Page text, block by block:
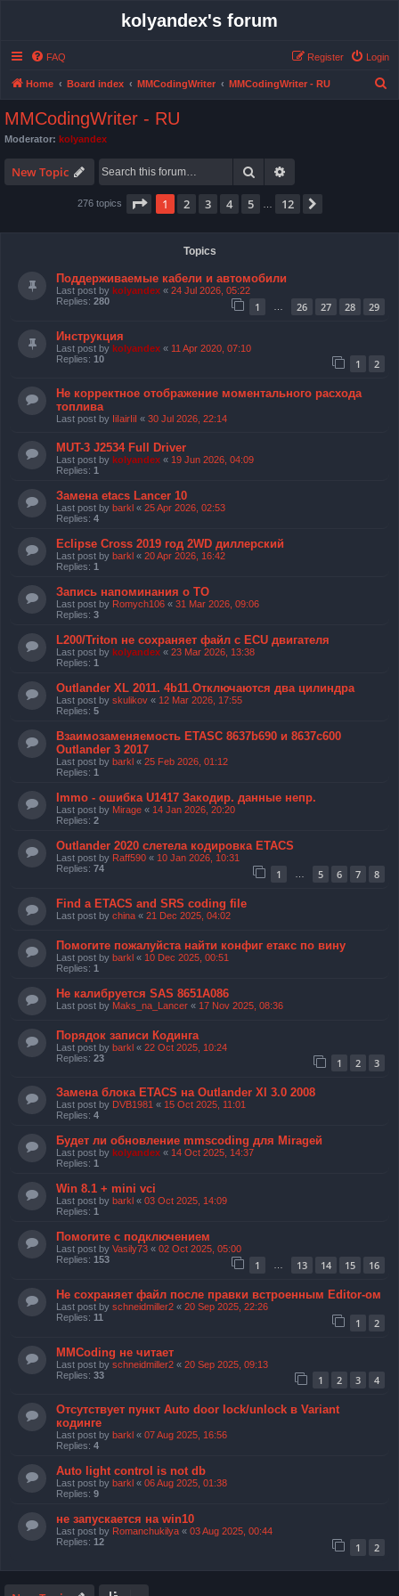
kolyandex's forum
FAQ Login
Register
Home Board index MMCodingWriter MMCodingWriter - RU
MMCodingWriter - RU
Moderator: kolyandex
New Topic Search
276 topics Page 1of 12
1 2 3 4 5 12
Topics
Поддерживаемые кабели и автомобили
Last post by kolyandex « 24 Jul 2026, 05:22
Replies: 280 1 26 27 28 29
Инструкция
Last post by kolyandex « 11 Apr 2020, 07:10
Replies: 10 1 2
Не корректное отображение моментального расхода
топлива
Last post by IiIairIiI « 30 Jul 2026, 22:14
MUT-3 J2534 Full Driver
Last post by kolyandex « 19 Jun 2026, 04:09
Replies: 1
Замена etacs Lancer 10
Last post by barkl « 25 Apr 2026, 02:53
Replies: 4
Eclipse Cross 2019 год 2WD диллерский
Last post by barkl « 20 Apr 2026, 16:42
Replies: 1
Запись напоминания о ТО
Last post by Romych106 « 31 Mar 2026, 09:06
Replies: 3
L200/Triton не сохраняет файл с ECU двигателя
Last post by kolyandex « 23 Mar 2026, 13:38
Replies: 1
Outlander XL 2011. 4b11.Отключаются два цилиндра
Last post by skulikov « 12 Mar 2026, 17:55
Replies: 5
Взаимозаменяемость ETASC 8637b690 и 8637с600
Outlander 3 2017
Last post by barkl « 25 Feb 2026, 01:12
Replies: 1
Immo - ошибка U1417 Закодир. данные непр.
Last post by Mirage « 14 Jan 2026, 20:20
Replies: 2
Outlander 2020 слетела кодировка ETACS
Last post by Raff590 « 10 Jan 2026, 10:31
Replies: 74 1 5 6 7 8
Find a ETACS and SRS coding file
Last post by china « 21 Dec 2025, 04:02
Помогите пожалуйста найти конфиг етакс по вину
Last post by barkl « 10 Dec 2025, 00:51
Replies: 1
Не калибруется SAS 8651A086
Last post by Maks_na_Lancer « 17 Nov 2025, 08:36
Порядок записи Кодинга
Last post by barkl « 22 Oct 2025, 10:24
Replies: 23 1 2 3
Замена блока ETACS на Outlander Xl 3.0 2008
Last post by DVB1981 « 15 Oct 2025, 11:01
Replies: 4
Будет ли обновление mmscoding для Mirageй
Last post by kolyandex « 14 Oct 2025, 14:37
Replies: 1
Win 8.1 + mini vci
Last post by barkl « 03 Oct 2025, 14:09
Replies: 1
Помогите с подключением
Last post by Vasily73 « 02 Oct 2025, 05:00
Replies: 153 1 … 13 14 15 16
Не сохраняет файл после правки встроенным Editor-ом
Last post by schneidmiller2 « 20 Sep 2025, 22:26
Replies: 11 1 2
MMCoding не читает
Last post by schneidmiller2 « 20 Sep 2025, 09:13
Replies: 33 1 2 3 4
Отсутствует пункт Auto door lock/unlock в Variant
кодинге
Last post by barkl « 07 Aug 2025, 16:56
Replies: 4
Auto light control is not db
Last post by barkl « 06 Aug 2025, 01:38
Replies: 9
не запускается на win10
Last post by Romanchukilya « 03 Aug 2025, 00:44
Replies: 12 1 2